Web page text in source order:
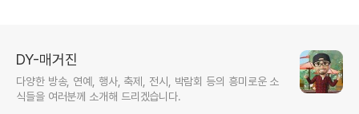
DY-매거진
다양한 방송, 연예, 행사, 축제, 전시, 박람회 등의 흥미로운 소
식들을 여러분께 소개해 드리겠습니다.